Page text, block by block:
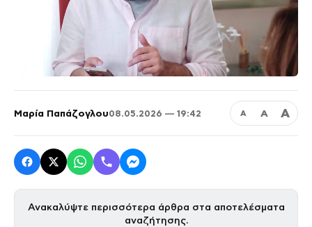
Μαρία Παπάζογλου08.05.2026 — 19:42 Α Α Α
Ανακαλύψτε περισσότερα άρθρα στα αποτελέσματα
αναζήτησης.